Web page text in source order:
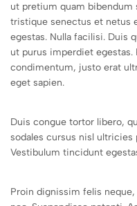
ut pretium quam bibendum
tristique senectus et netus
egestas. Nulla facilisi. Duis
ut purus imperdiet egestas.
condimentum, justo erat
eget sapien.
Duis congue tortor libero,
sodales cursus nisl ultricies
Vestibulum tincidunt
Proin dignissim felis